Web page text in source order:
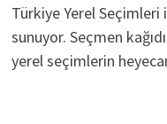
Türkiye Yerel
sunuyor. Seçmen
yerel seçimlerin